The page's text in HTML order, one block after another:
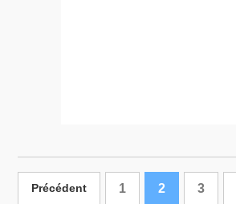
Précédent 1 2 3